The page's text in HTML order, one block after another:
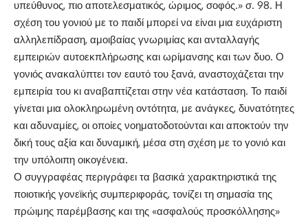
υπεύθυνος, πιο αποτελεσματικός, ώριμος, σοφός.» σ. 98. Η
σχέση του γονιού με το παιδί μπορεί να είναι μια ευχάριστη
αλληλεπίδραση, αμοιβαίας γνωριμίας και ανταλλαγής
εμπειριών αυτοεκπλήρωσης και ωρίμανσης και των δυο. Ο
γονιός ανακαλύπτει τον εαυτό του ξανά, αναστοχάζεται την
εμπειρία του κι αναβαπτίζεται στην νέα κατάσταση. Το παιδί
γίνεται μια ολοκληρωμένη οντότητα, με ανάγκες, δυνατότητες
και αδυναμίες, οι οποίες νοηματοδοτούνται και αποκτούν την
δική τους αξία και δυναμική, μέσα στη σχέση με το γονιό και
την υπόλοιπη οικογένεια.
Ο συγγραφέας περιγράφει τα βασικά χαρακτηριστικά της
ποιοτικής γονεϊκής συμπεριφοράς, τονίζει τη σημασία της
πρώιμης παρέμβασης και της «ασφαλούς προσκόλλησης»